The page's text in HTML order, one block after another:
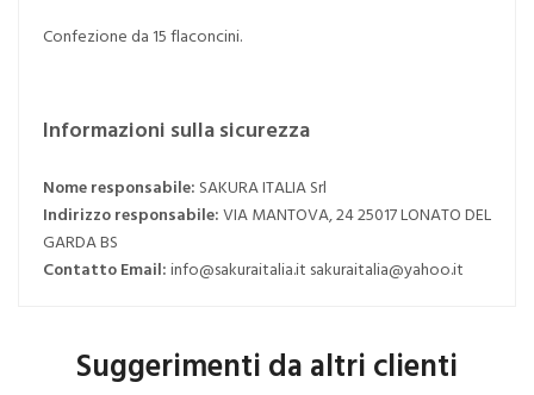
Confezione da 15 flaconcini.
Informazioni sulla sicurezza
Nome responsabile: SAKURA ITALIA Srl
Indirizzo responsabile:VIA MANTOVA, 24 25017 LONATO DEL
GARDA BS
Contatto Email:info@sakuraitalia.it sakuraitalia@yahoo.it
Suggerimenti da altri clienti